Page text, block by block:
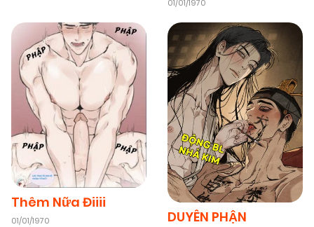
Chapter 5(VIP) 01/01/2026
Chapter 4(VIP) 01/01/2026
Chapter 3 (VIP) 01/01/2026
Chapter 2(VIP) 01/01/2026
01/01/1970
Thêm Nữa Điiii
01/01/1970 DUYÊN PHẬN